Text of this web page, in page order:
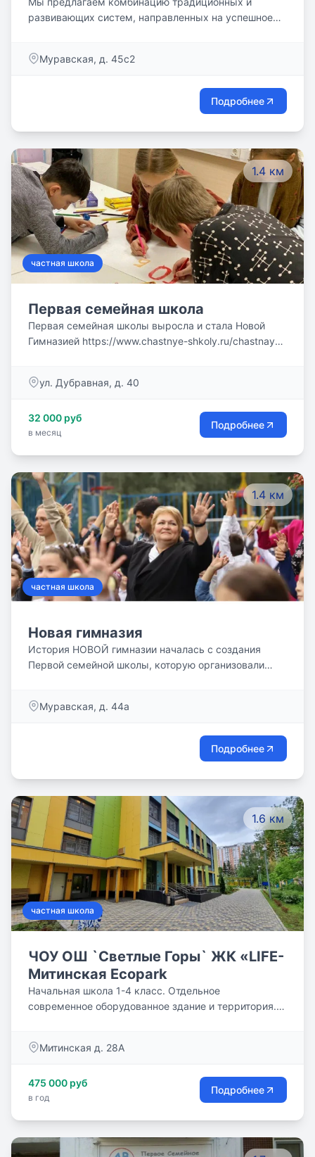
развивающих систем, направленных на успешное
Муравская, д. 45с2
Подробнее
1.4 км
частная школа
Первая семейная школа
Первая семейная школы выросла и стала Новой
Гимназией https://www.chastnye-shkoly.ru/chastnaya-
ул. Дубравная, д. 40
32 000 руб
в месяц
Подробнее
1.4 км
частная школа
Новая гимназия
История НОВОЙ гимназии началась с создания
Первой семейной школы, которую организовали
хотели дать такое образование своим детям. Мы
бесценный опыт взаимодействия между учителями,
учениками и родителями. Мы видим результат
вперед.
Муравская, д. 44а
Подробнее
1.6 км
частная школа
ЧОУ ОШ `Светлые Горы` ЖК «LIFE-
Митинская Ecopark
Начальная школа 1-4 класс. Отдельное
современное оборудованное здание и территория.
дошкольного, начального школьного образования, а
взрослых.
Митинская д. 28А
475 000 руб
в год
Подробнее